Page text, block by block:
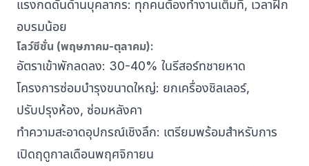
แรงกดดันด้านบุคลากร: ทุกคนต้องทำงานเต็มที่, เวลาฝึก
อบรมน้อย
โลว์ซีซั่น (พฤษภาคม-ตุลาคม):
อัตราเข้าพักลดลง: 30-40% ในรีสอร์ทชายหาด
โครงการซ่อมบำรุงขนาดใหญ่: ยกเครื่องชิลเลอร์,
ปรับปรุงห้อง, ซ่อมหลังคา
ทำความสะอาดอุปกรณ์เชิงลึก: เตรียมพร้อมสำหรับการ
เปิดฤดูกาลเดือนพฤศจิกายน